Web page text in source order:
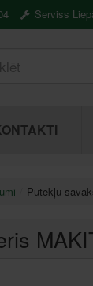
Serviss
Putekļu